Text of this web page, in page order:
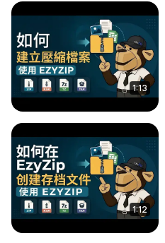
1:13
1:12